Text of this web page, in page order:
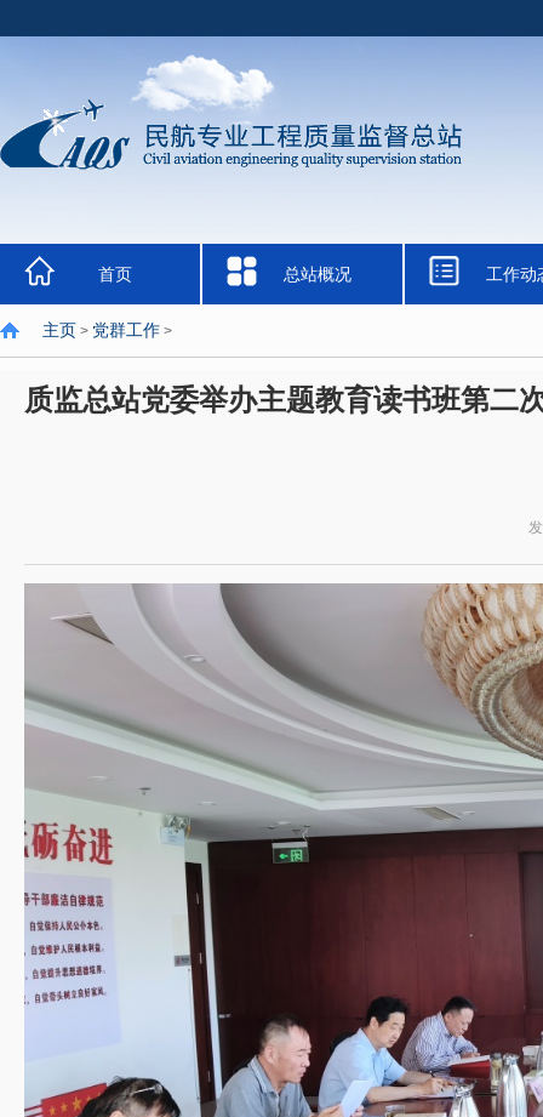
首页 总站概况 工作动
主页 > 党群工作 >
质监总站党委举办主题教育读书班第二